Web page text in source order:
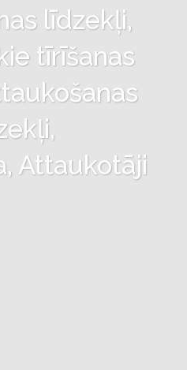
līdzekļi,
tīrīšanas
Attaukotāji